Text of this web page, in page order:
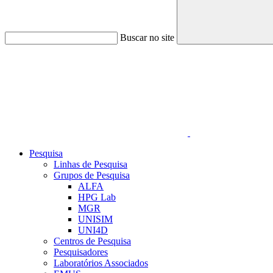
Buscar no site
Pesquisa
Linhas de Pesquisa
Grupos de Pesquisa
ALFA
HPG Lab
MGR
UNISIM
UNI4D
Centros de Pesquisa
Pesquisadores
Laboratórios Associados